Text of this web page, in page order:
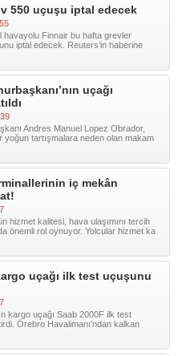
550 uçuşu iptal edecek
havayolu Finnair bu hafta grevler
iptal edecek. Reuters’in haberine
uçağı
Andres Manuel Lopez Obrador,
yoğun tartışmalara neden olan makam
iç mekân
hizmet kalitesi, hava ulaşımını tercih
önemli rol oynuyor. Yolcular hizmet ka
uçağı ilk test uçuşunu
kargo uçağı Saab 2000F ilk test
Örebro Havalimanı’ndan kalkan